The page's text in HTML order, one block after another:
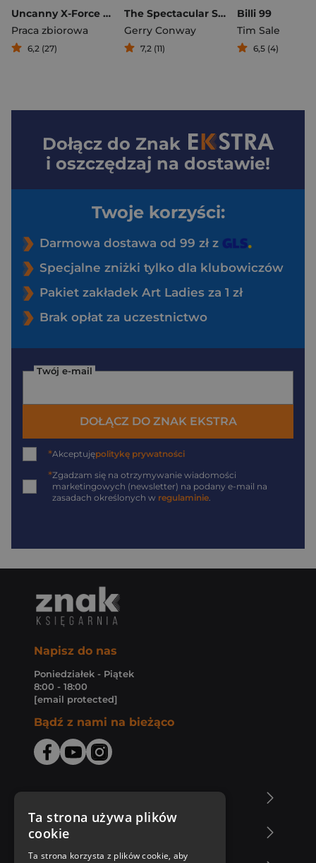
Uncanny X-Force T.3 Inny Świat
Praca zbiorowa
6,2 (27)
The Spectacular Spider-Man. Tombstone!
Gerry Conway
7,2 (11)
Billi 99
Tim Sale
6,5 (4)
Dołącz do Znak
i oszczędzaj na dostawie!
Twoje korzyści:
Darmowa dostawa od 99 zł z
Specjalne zniżki tylko dla klubowiczów
Pakiet zakładek Art Ladies za 1 zł
Brak opłat za uczestnictwo
Twój e-mail
DOŁĄCZ DO ZNAK EKSTRA
*Akceptujępolitykę prywatności
*Zgadzam się na otrzymywanie wiadomości
marketingowych (newsletter) na podany e-mail na
zasadach określonych w regulaminie
Napisz do nas
Poniedziałek - Piątek
8:00 - 18:00
[email protected]
Bądź z nami na bieżąco
Zakupy u nas
Ta strona używa plików
cookie
Ta strona korzysta z plików cookie, aby